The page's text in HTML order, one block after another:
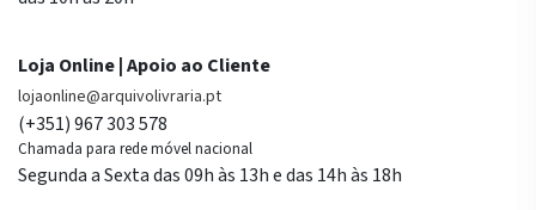
Loja Online | Apoio ao Cliente
lojaonline@arquivolivraria.pt
(+351) 967 303 578
Chamada para rede móvel nacional
Segunda a Sexta das 09h às 13h e das 14h às 18h